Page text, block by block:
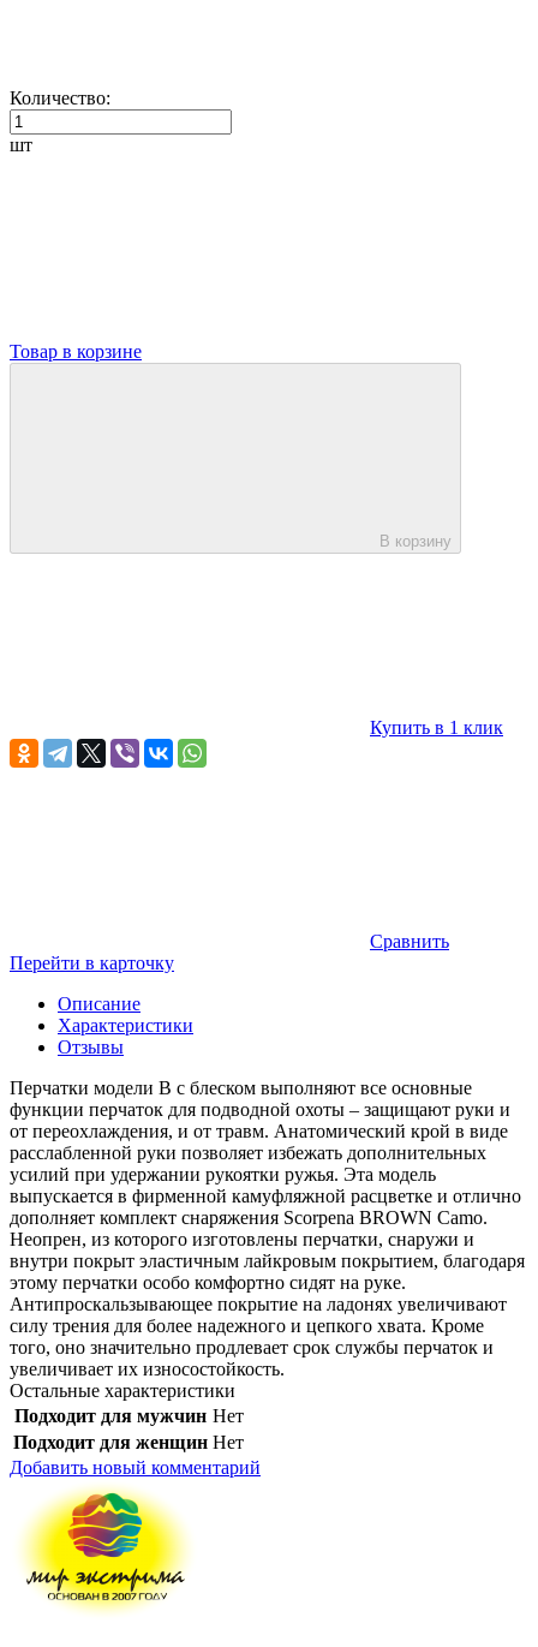
Количество:
шт
Товар в корзине
В корзину
Купить в 1 клик
Сравнить
Перейти в карточку
Описание
Характеристики
Отзывы
Перчатки модели В с блеском выполняют все основные
функции перчаток для подводной охоты – защищают руки и
от переохлаждения, и от травм. Анатомический крой в виде
расслабленной руки позволяет избежать дополнительных
усилий при удержании рукоятки ружья. Эта модель
выпускается в фирменной камуфляжной расцветке и отлично
дополняет комплект снаряжения Scorpena BROWN Camo.
Неопрен, из которого изготовлены перчатки, снаружи и
внутри покрыт эластичным лайкровым покрытием, благодаря
этому перчатки особо комфортно сидят на руке.
Антипроскальзывающее покрытие на ладонях увеличивают
силу трения для более надежного и цепкого хвата. Кроме
того, оно значительно продлевает срок службы перчаток и
увеличивает их износостойкость.
Остальные характеристики
Подходит для мужчин Нет
Подходит для женщин Нет
Добавить новый комментарий